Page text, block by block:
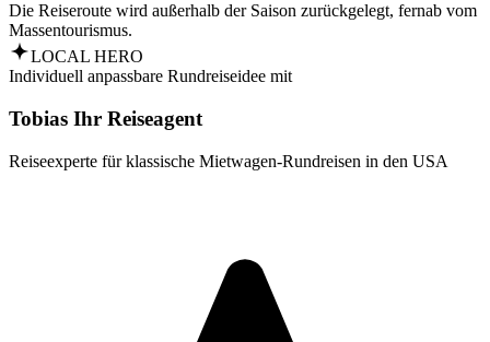
Die Reiseroute wird außerhalb der Saison zurückgelegt, fernab vom
Massentourismus.
LOCAL HERO
Individuell anpassbare Rundreiseidee mit
Tobias Ihr Reiseagent
Reiseexperte für klassische Mietwagen-Rundreisen in den USA